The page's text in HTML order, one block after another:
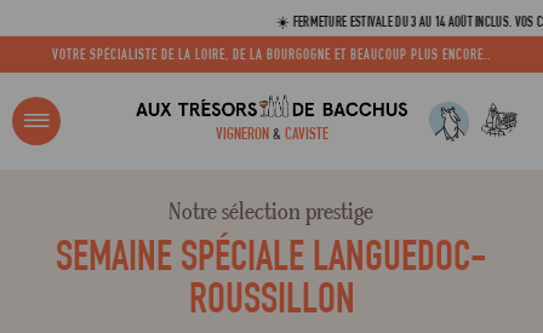
☀️ FERMETURE ESTIVALE DU 3 AU 14 AOÛT INCLUS. VOS
VOTRE SPÉCIALISTE DE LA LOIRE, DE LA BOURGOGNE ET BEAUCOUP PLUS ENCORE..
VIGNERON& CAVISTE
Adresse email
?
Notre sélection prestige
SEMAINE SPÉCIALE LANGUEDOC-
ROUSSILLON